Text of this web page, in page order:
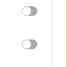
may click to
tags to
below Google
10 o más
un valor de